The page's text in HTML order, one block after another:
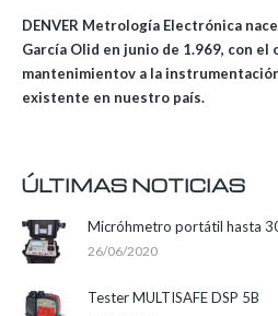
DENVER Metrología Electrónica
García Olid en junio de 1.969, con
mantenimientov a la
existente en nuestro país.
ÚLTIMAS NOTICIAS
Micróhmetro portátil hasta
26/06/2020
Tester MULTISAFE DSP 5B